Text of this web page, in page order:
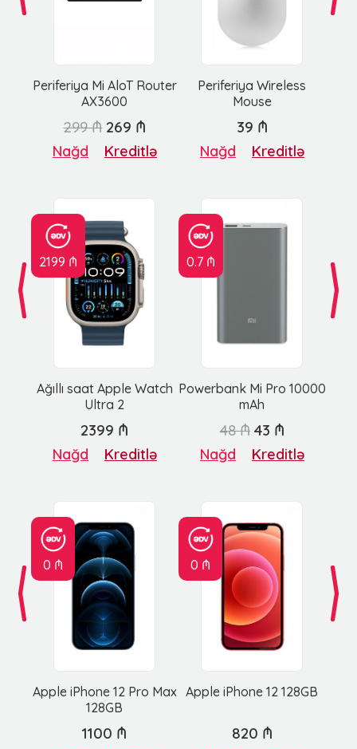
Periferiya Mi AloT Router
AX3600
Periferiya Wireless
Mouse
299 ₼ 269 ₼
Nağd Kreditlə
39 ₼
Nağd Kreditlə
2199 ₼
Ağıllı saat Apple Watch
Ultra 2
0.7 ₼
Powerbank Mi Pro 10000
mAh
2399 ₼
Nağd Kreditlə
48 ₼ 43 ₼
Nağd Kreditlə
0 ₼
Apple iPhone 12 Pro Max
128GB
0 ₼
Apple iPhone 12 128GB
1100 ₼ 820 ₼